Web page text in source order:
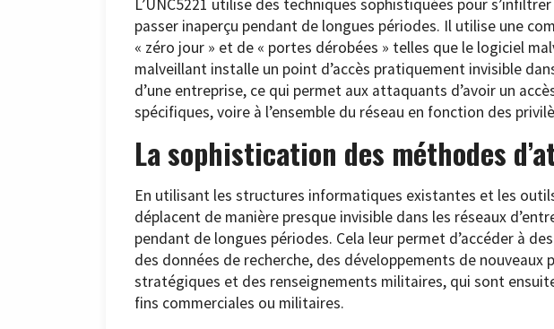
L’UNC5221 utilise des techniques sophistiquées pour
passer inaperçu pendant de longues périodes. Il utilise une
« zéro jour » et de « portes dérobées » telles que le logiciel
malveillant installe un point d’accès pratiquement invisible
d’une entreprise, ce qui permet aux attaquants d’avoir un
spécifiques, voire à l’ensemble du réseau en fonction des
La sophistication des méthodes
En utilisant les structures informatiques existantes et les
déplacent de manière presque invisible dans les réseaux
pendant de longues périodes. Cela leur permet d’accéder à
des données de recherche, des développements de nouveaux
stratégiques et des renseignements militaires, qui sont
fins commerciales ou militaires.